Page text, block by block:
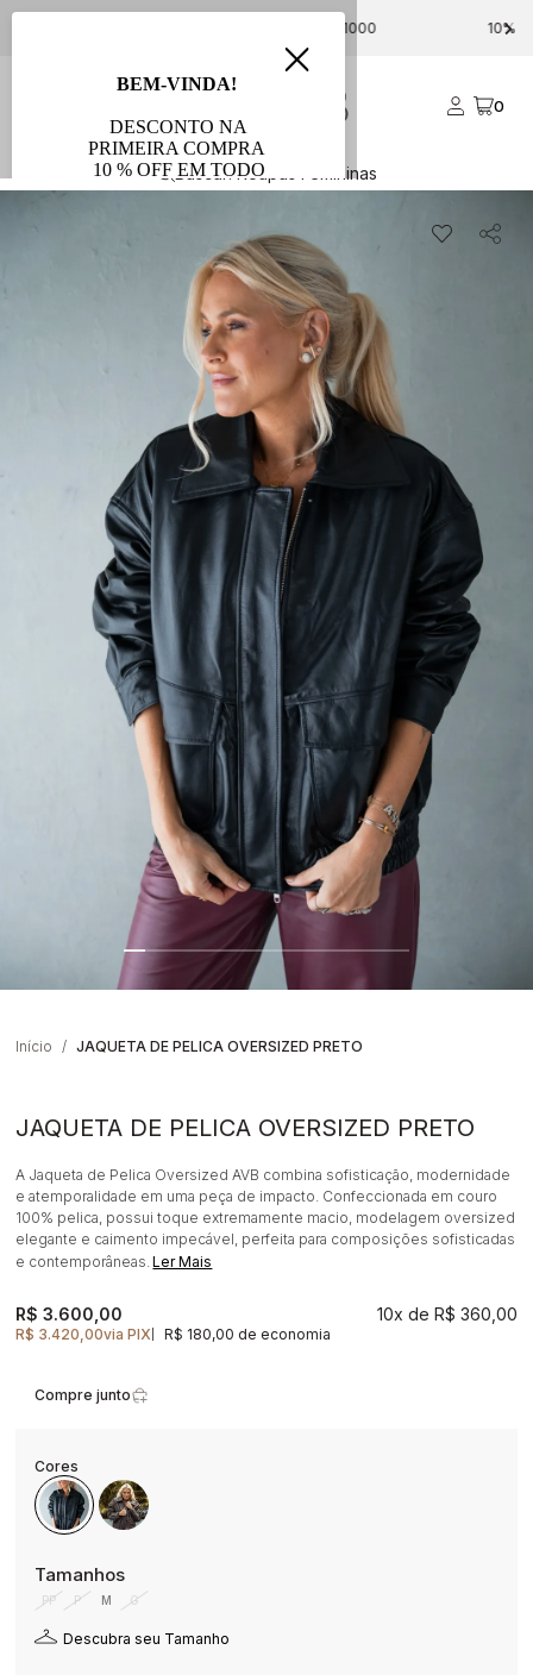
FRETE GRÁTIS PARA COMPRAS ACIMA DE R$ 1000
0
Início JAQUETA DE PELICA OVERSIZED PRETO
JAQUETA DE PELICA OVERSIZED PRETO
A Jaqueta de Pelica Oversized AVB combina sofisticação, modernidade
e atemporalidade em uma peça de impacto. Confeccionada em couro
100% pelica, possui toque extremamente macio, modelagem oversized
elegante e caimento impecável, perfeita para composições sofisticadas
e contemporâneas.Ler Mais
R$ 3.420,00via PIX R$ 180,00 de economia
R$ 3.600,00 10x R$ 360,00
Compre junto
PP P M G
Descubra seu Tamanho